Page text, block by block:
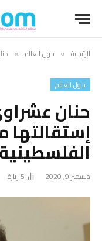
الرئيسية » حول العالم »
حول العالم
حنان
إستقالتها
الفلسطينية
ديسمبر 9, 2020 5 زيارة